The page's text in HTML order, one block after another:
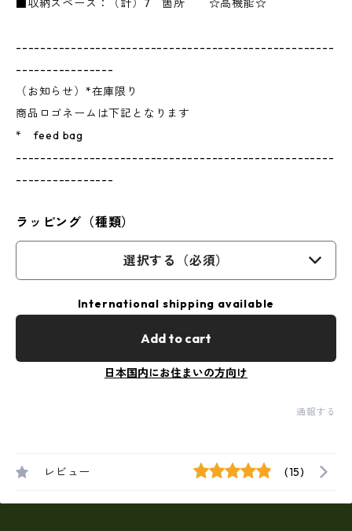
■収納スペース：（計）7 箇所 ☆高機能☆
----------------------------------------------------
----------------
（お知らせ）*在庫限り
商品ロゴネームは下記となります
* feed bag
----------------------------------------------------
----------------
ラッピング（種類）
選択する（必須）
International shipping available
Add to cart
日本国内にお住まいの方向け
通報する
レビュー (15)